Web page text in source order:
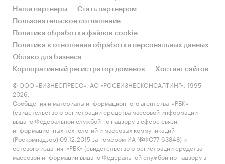
Наши партнеры
Стать партнером
Пользовательское соглашение
Политика обработки файлов cookie
Политика в отношении обработки персональных данных
Облако для бизнеса
Корпоративный регистратор доменов
Хостинг сайтов
© ООО «БИЗНЕСПРЕСС», АО «РОСБИЗНЕСКОНСАЛТИНГ», 1995-
2026.
Сообщения и материалы информационного агентства «РБК»
(свидетельство о регистрации средства массовой информации
выдано Федеральной службой по надзору в сфере связи,
информационных технологий и массовых коммуникаций
(Роскомнадзор) 09.12.2015 за номером ИА №ФС77-63848) и
сетевого издания «РБК» (свидетельство о регистрации средства
массовой информации выдано Федеральной службой по надзору в